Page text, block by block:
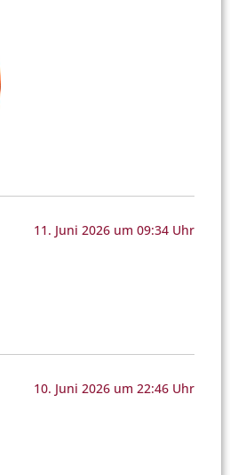
11. Juni 2026 um 09:34 Uhr
10. Juni 2026 um 22:46 Uhr